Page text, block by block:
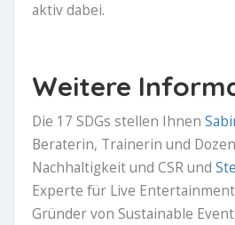
aktiv dabei.
Weitere
Die 17 SDGs stellen Ihnen
Beraterin, Trainerin und
Nachhaltigkeit und CSR und
Experte für Live
Gründer von Sustainable